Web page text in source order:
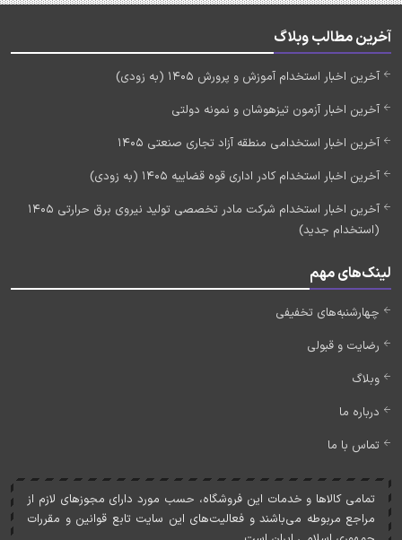
آخرین مطالب وبلاگ
آخرین اخبار استخدام آموزش و پرورش 1405 (به زودی)
آخرین اخبار آزمون تیزهوشان و نمونه دولتی
آخرین اخبار استخدامی منطقه آزاد تجاری صنعتی 1405
آخرین اخبار استخدام کادر اداری قوه قضاییه 1405 (به زودی)
آخرین اخبار استخدام شرکت مادر تخصصی تولید نیروی برق حرارتی 1405
(استخدام جدید)
لینک‌های مهم
چهارشنبه‌های تخفیفی
رضایت و قبولی
وبلاگ
درباره ما
تماس با ما
تمامی کالاها و خدمات اين فروشگاه، حسب مورد دارای مجوزهای لازم از
مراجع مربوطه می‌باشند و فعاليت‌های اين سايت تابع قوانين و مقررات